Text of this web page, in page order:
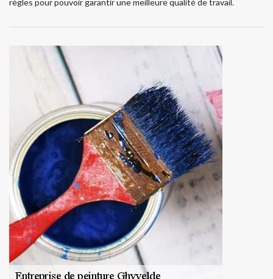
règles pour pouvoir garantir une meilleure qualité de travail.